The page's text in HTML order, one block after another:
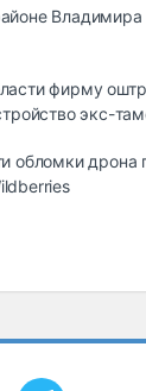
фирму
экс-
обломки дрона